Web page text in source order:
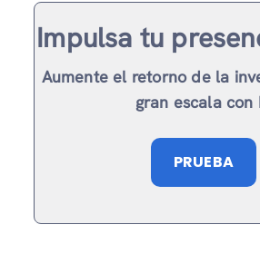
Impulsa tu
Aumente el retorno de la
gran escala con
PRUEBA